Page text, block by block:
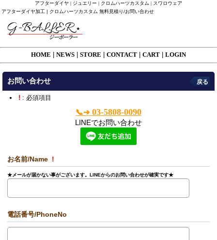
アフターダイヤ | ジュエリー | クロムハーツカスタム | スワロウェア
アフターダイヤ加工 | クロムハーツカスタム 無料見積り/お問い合わせ
HOME NEWS STORE CONTACT CART LOGIN
お問い合わせ 戻る
! : 必須項目
📞➔03-5808-0090
LINEでお問い合わせ
お名前/Name !
★メールが届かない事がございます。LINEからのお問い合わせが確実です★
電話番号/PhoneNo